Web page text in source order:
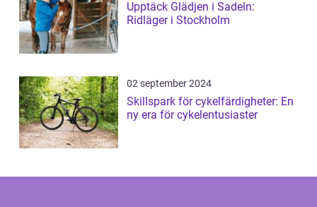
Upptäck Glädjen i Sadeln:
Ridläger i Stockholm
02 september 2024
Skillspark för cykelfärdigheter: En
ny era för cykelentusiaster